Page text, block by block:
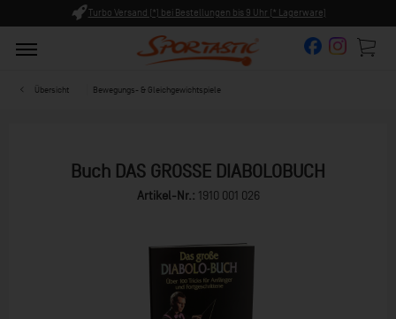
bis 9 Uhr (* Lagerware) Persönliche Beratung ab
Übersicht Bewegungs- & Gleichgewichtspiele
Buch DAS GROSSE DIABOLOBUCH
Artikel-Nr.: 1910 001 026